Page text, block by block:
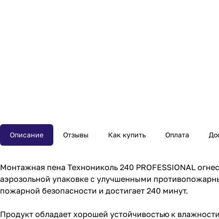
Описание Отзывы Как купить Оплата
Монтажная пена Технониколь 240 PROFESSIONAL
аэрозольной упаковке с улучшенными
пожарной безопасности и достигает 240 минут.
Продукт обладает хорошей устойчивостью к